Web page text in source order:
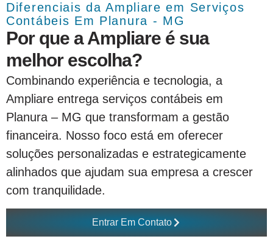
Diferenciais da Ampliare em Serviços
Contábeis Em Planura - MG
Por que a Ampliare é sua
melhor escolha?
Combinando experiência e tecnologia, a
Ampliare entrega serviços contábeis em
Planura – MG que transformam a gestão
financeira. Nosso foco está em oferecer
soluções personalizadas e estrategicamente
alinhados que ajudam sua empresa a crescer
com tranquilidade.
Entrar Em Contato